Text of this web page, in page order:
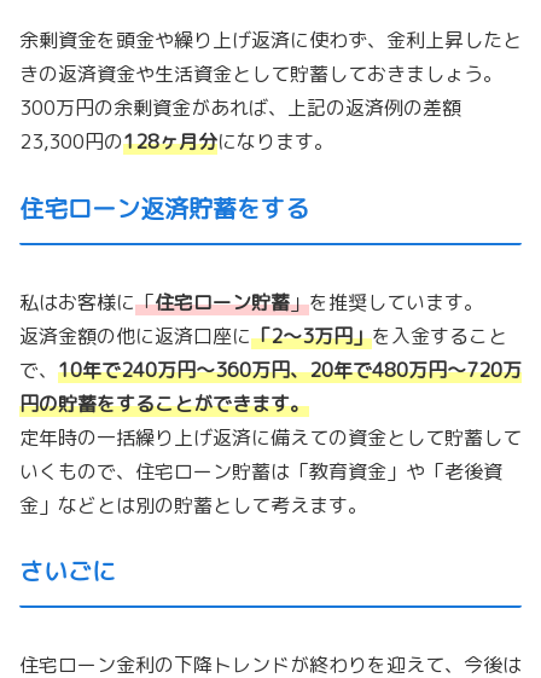
余剰資金を頭金や繰り上げ返済に使わず、金利上昇したと
きの返済資金や生活資金として貯蓄しておきましょう。
300万円の余剰資金があれば、上記の返済例の差額
23,300円の128ヶ月分になります。
住宅ローン返済貯蓄をする
私はお客様に「住宅ローン貯蓄」を推奨しています。
返済金額の他に返済口座に「2〜3万円」を入金すること
で、 10年で240万円〜360万円、20年で480万円〜720万
円の貯蓄をすることができます。
定年時の一括繰り上げ返済に備えての資金として貯蓄して
いくもので、住宅ローン貯蓄は「教育資金」や「老後資
金」などとは別の貯蓄として考えます。
さいごに
住宅ローン金利の下降トレンドが終わりを迎えて、今後は